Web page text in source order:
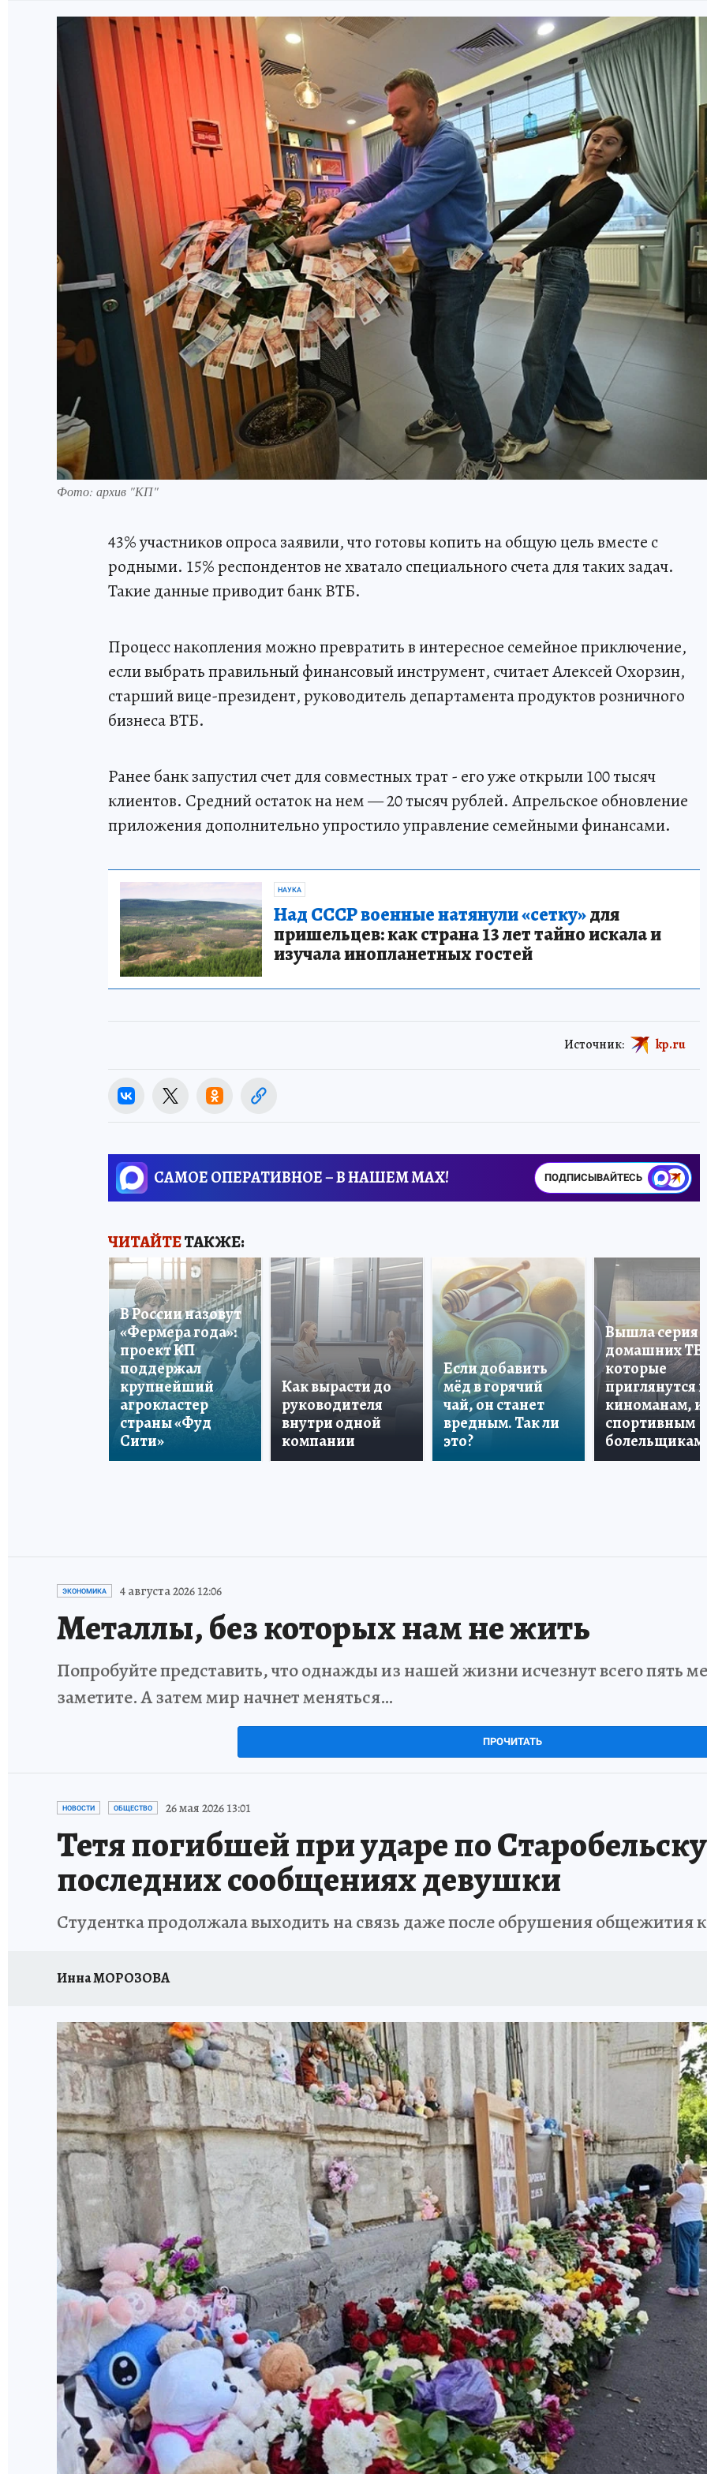
Фото: архив "КП"
43% участников опроса заявили, что готовы копить на общую цель вместе с
родными. 15% респондентов не хватало специального счета для таких задач.
Такие данные приводит банк ВТБ.
Процесс накопления можно превратить в интересное семейное приключение,
если выбрать правильный финансовый инструмент, считает Алексей Охорзин,
старший вице-президент, руководитель департамента продуктов розничного
бизнеса ВТБ.
Ранее банк запустил счет для совместных трат - его уже открыли 100 тысяч
клиентов. Средний остаток на нем — 20 тысяч рублей. Апрельское обновление
приложения дополнительно упростило управление семейными финансами.
НАУКА
Над СССР военные натянули «сетку»для
пришельцев: как страна 13 лет тайно искала и
изучала инопланетных гостей
Источник: kp.ru
САМОЕ ОПЕРАТИВНОЕ – В НАШЕМ MAX! ПОДПИСЫВАЙТЕСЬ
ЧИТАЙТЕТАКЖЕ:
В России назовут
«Фермера года»:
проект КП
поддержал
крупнейший
агрокластер
страны «Фуд
Сити»
Как вырасти до
руководителя
внутри одной
компании
Если добавить
мёд в горячий
чай, он станет
вредным. Так ли
это?
Вышла серия
домашних ТВ,
которые
приглянутся и
киноманам, и
спортивным
болельщикам
ЭКОНОМИКА 4 августа 2026 12:06
Металлы, без которых нам не жить
Попробуйте представить, что однажды из нашей жизни исчезнут всего пять
заметите. А затем мир начнет меняться…
ПРОЧИТАТЬ
НОВОСТИ ОБЩЕСТВО 26 мая 2026 13:01
Тетя погибшей при ударе по Старобельску
последних сообщениях девушки
Студентка продолжала выходить на связь даже после обрушения общежития
Инна МОРОЗОВА